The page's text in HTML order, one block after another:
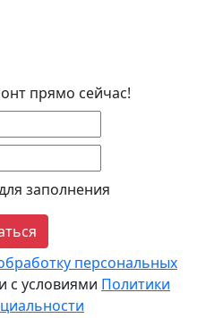
прямо сейчас!
заполнения
персональных
с условиями Политики